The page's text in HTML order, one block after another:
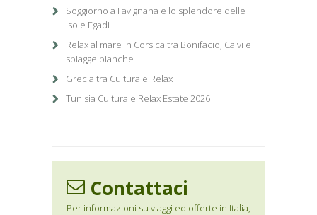
Soggiorno a Favignana e lo splendore delle
Isole Egadi
Relax al mare in Corsica tra Bonifacio, Calvi e
spiagge bianche
Grecia tra Cultura e Relax
Tunisia Cultura e Relax Estate 2026
Contattaci
Per informazioni su viaggi ed offerte in Italia,